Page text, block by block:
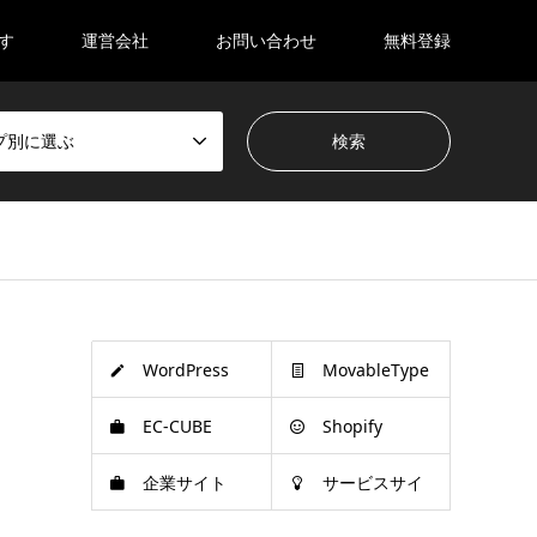
運営会社 お問い合わせ 無料登録
別に選ぶ
WordPress MovableType
EC-CUBE Shopify
企業サイト サービスサイ